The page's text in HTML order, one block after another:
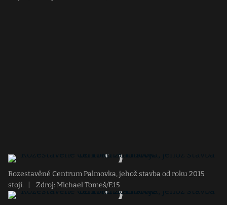
Rozestavěné Centrum Palmovka, jehož stavba od roku 2015
stojí.
Zdroj: Michael Tomeš/E15